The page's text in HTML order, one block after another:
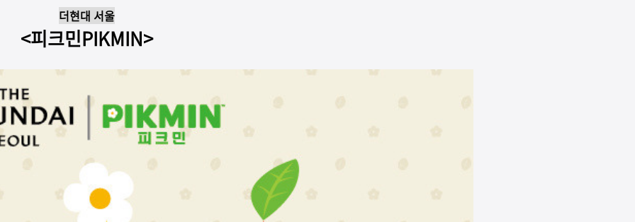
더현대 서울
<피크민PIKMIN>